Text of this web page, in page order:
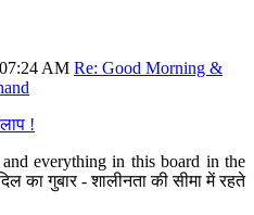
AM Re: Good Morning &
!
everything in this board in the
का गुबार - शालीनता की सीमा में रहते